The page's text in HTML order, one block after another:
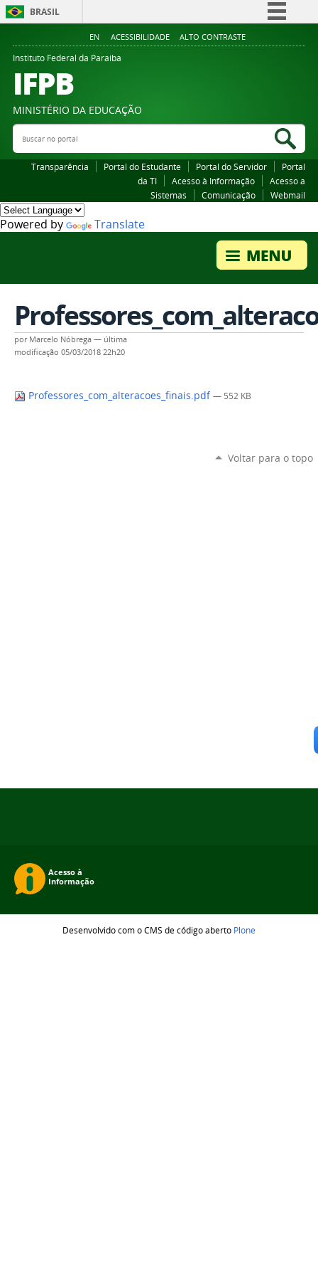
BRASIL
Simplifique!
Legislação
EN ACESSIBILIDADE ALTO CONTRASTE
Instituto Federal da Paraiba
IFPB
MINISTÉRIO DA EDUCAÇÃO
Buscar no portal
Transparência Portal do Estudante Portal do Servidor
Portal
da TI
Acesso à Informação
Acesso a
Sistemas
Comunicação Webmail
Powered by Translate
por Marcelo Nóbrega — última
modificação 05/03/2018 22h20
Professores_com_alteracoes_finais.pdf — 552 KB
Voltar para o topo
Desenvolvido com o CMS de código aberto Plone